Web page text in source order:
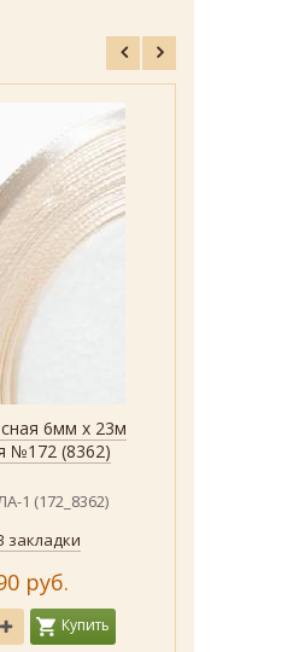
просмотр
6мм х 23м
№172 (8362)
1 (172_8362)
закладки
руб.
Купить